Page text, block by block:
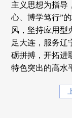
主义思想为指导
心、博学笃行”
风，坚持应用型
足大连，服务辽
砺拼搏，开拓进
特色突出的高水